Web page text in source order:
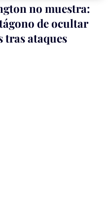
no muestra:
de ocultar
tras ataques